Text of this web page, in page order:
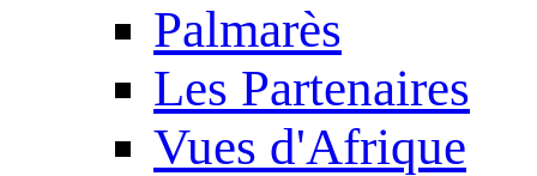
Palmarès
Les Partenaires
Vues d'Afrique